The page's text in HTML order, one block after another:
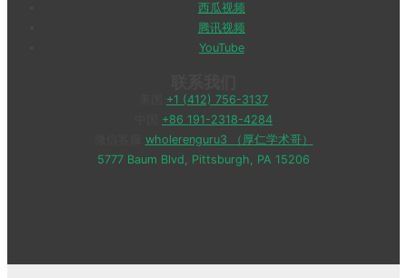
西瓜视频
腾讯视频
YouTube
+1 (412) 756-3137
+86 191-2318-4284
wholerenguru3 （厚仁学术哥）
5777 Baum Blvd, Pittsburgh, PA 15206